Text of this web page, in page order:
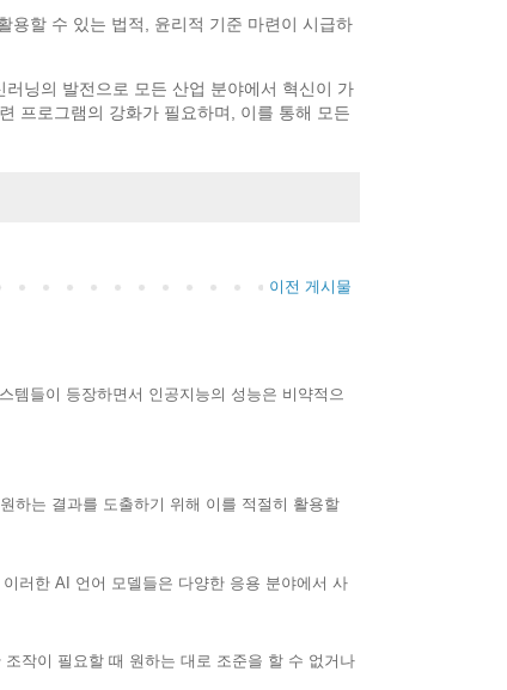
용할 수 있는 법적, 윤리적 기준 마련이 시급하
닝의 발전으로 모든 산업 분야에서 혁신이 가
프로그램의 강화가 필요하며, 이를 통해 모든
이전 게시물
템들이 등장하면서 인공지능의 성능은 비약적으
하는 결과를 도출하기 위해 이를 적절히 활용할
러한 AI 언어 모델들은 다양한 응용 분야에서 사
작이 필요할 때 원하는 대로 조준을 할 수 없거나